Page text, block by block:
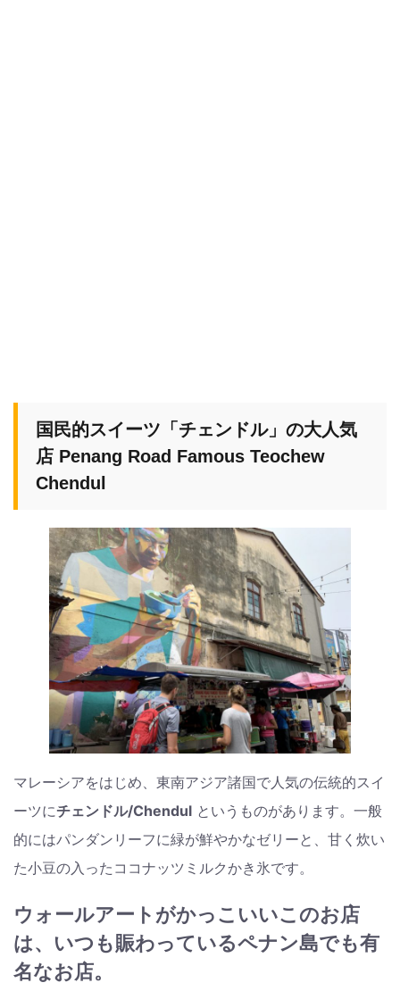
国民的スイーツ「チェンドル」の大人気
店 Penang Road Famous Teochew
Chendul
マレーシアをはじめ、東南アジア諸国で人気の伝統的スイ
ーツにチェンドル/Chendul というものがあります。一般
的にはパンダンリーフに緑が鮮やかなゼリーと、甘く炊い
た小豆の入ったココナッツミルクかき氷です。
ウォールアートがかっこいいこのお店
は、いつも賑わっているペナン島でも有
名なお店。